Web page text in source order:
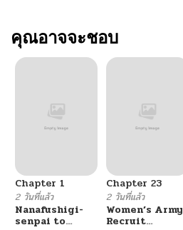
คุณอาจจะชอบ
Chapter 1
2 วันที่แล้ว
Nanafushigi-
senpai to
Chapter 23
2 วันที่แล้ว
Women’s Army
Recruit